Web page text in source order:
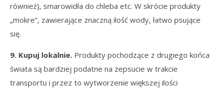
również), smarowidła do chleba etc. W skrócie produkty
„mokre”, zawierające znaczną ilość wody, łatwo psujące
się.
9. Kupuj lokalnie. Produkty pochodzące z drugiego końca
świata są bardziej podatne na zepsucie w trakcie
transportu i przez to wytworzenie większej ilości